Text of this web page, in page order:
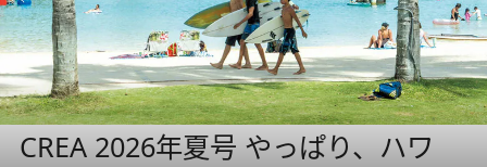
CREA 2026年夏号 やっぱり、ハワ